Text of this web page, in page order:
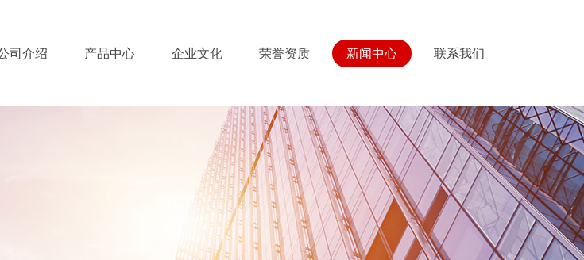
司介绍 产品中心 企业文化 荣誉资质 新闻中心 联系我们